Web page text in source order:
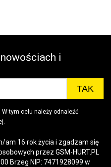
i
tym celu należy odnaleźć
am 16 rok życia i zgadzam się
przez GSM-HURT.PL
Brzeg NIP: 7471928099 w